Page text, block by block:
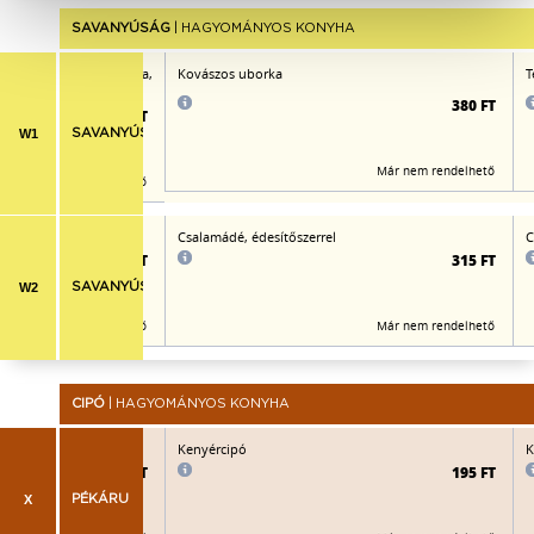
SAVANYÚSÁG | HAGYOMÁNYOS KONYHA
W1 SAVANYÚSÁG
csemegeuborka,
350 FT
Már nem rendelhető
Kovászos uborka
380 FT
Már nem rendelhető
W2 SAVANYÚSÁG
315 FT
Már nem rendelhető
Csalamádé, édesítőszerrel
315 FT
Már nem rendelhető
CIPÓ | HAGYOMÁNYOS KONYHA
X PÉKÁRU
195 FT
Kenyércipó
195 FT